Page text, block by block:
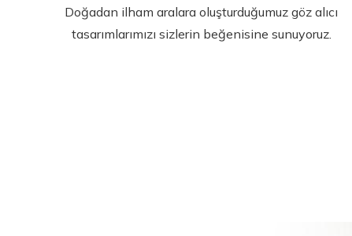
Doğadan ilham aralara oluşturduğumuz göz alıcı
tasarımlarımızı sizlerin beğenisine sunuyoruz.